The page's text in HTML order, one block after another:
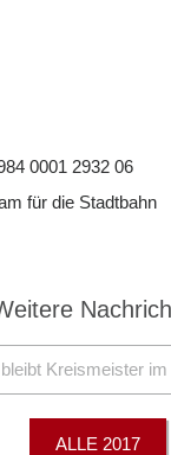
0001 2932 06
für die Stadtbahn
Kreismeister
ALLE 2017